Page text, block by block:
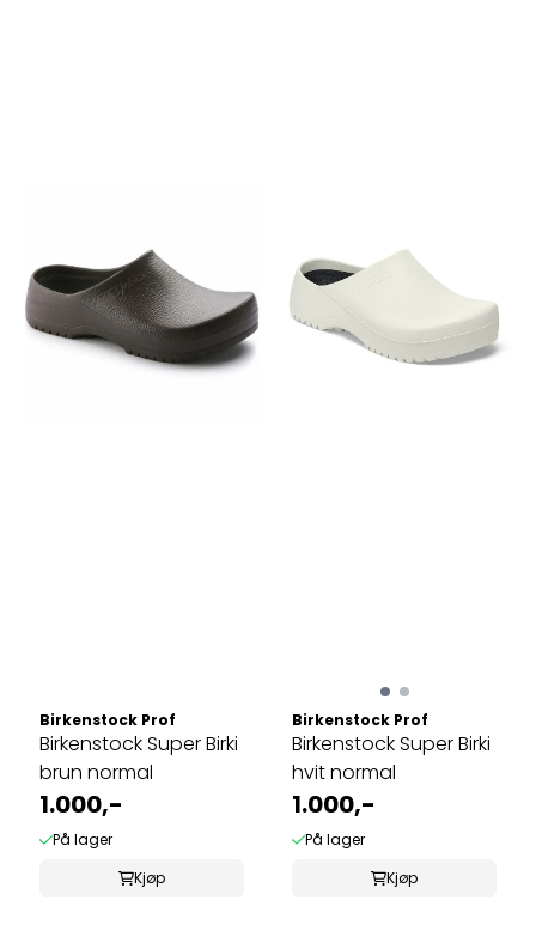
Birkenstock Prof
Birkenstock Super Birki
brun normal
1.000,-
På lager
Kjøp
Birkenstock Prof
Birkenstock Super Birki
hvit normal
1.000,-
På lager
Kjøp